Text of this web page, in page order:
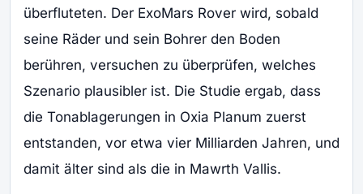
überfluteten. Der ExoMars Rover wird, sobald
seine Räder und sein Bohrer den Boden
berühren, versuchen zu überprüfen, welches
Szenario plausibler ist. Die Studie ergab, dass
die Tonablagerungen in Oxia Planum zuerst
entstanden, vor etwa vier Milliarden Jahren, und
damit älter sind als die in Mawrth Vallis.